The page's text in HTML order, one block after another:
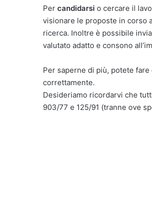
Per candidarsi o cercare il
visionare le proposte in corso
ricerca. Inoltre è possibile
valutato adatto e consono
Per saperne di più, potete fare
correttamente.
Desideriamo ricordarvi che
903/77 e 125/91 (tranne ove